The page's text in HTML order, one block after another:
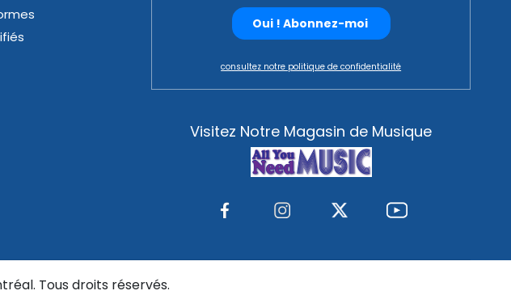
consultez notre politique de confidentialité
Visitez Notre Magasin de Musique
Tous droits réservés.